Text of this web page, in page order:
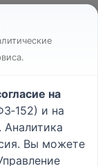
на
и на
Аналитика
Вы можете